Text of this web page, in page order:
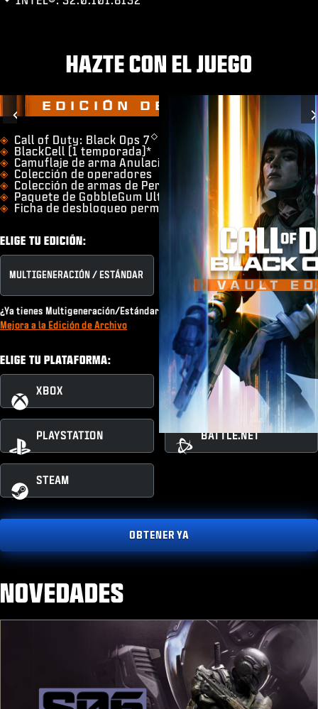
HAZTE CON EL JUEGO
Previous
EDICIÓN DE ARCHIVO
​Call of Duty: Black Ops 7◇
BlackCell (1 temporada)*
Camuflaje de arma Anulación de la Hermandad
Colección de operadores
Colección de armas de Pericia
Paquete de GobbleGum Ultra para Zombis
Ficha de desbloqueo permanente
ELIGE TU EDICIÓN:
MULTIGENERACIÓN / ESTÁNDAR EDICIÓN DE ARCHIVO
¿Ya tienes Multigeneración/Estándar o una suscripción a Game Pass?
Mejora a la Edición de Archivo
ELIGE TU PLATAFORMA:
XBOX XBOX PC
PLAYSTATION BATTLE.NET
STEAM
OBTENER YA
NOVEDADES